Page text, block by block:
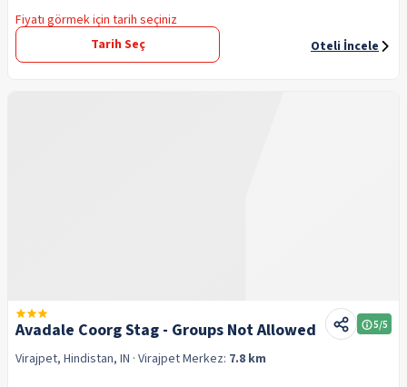
Fiyatı görmek için tarih seçiniz
Tarih Seç
Oteli İncele
Avadale Coorg Stag - Groups Not Allowed 5/5
Virajpet, Hindistan, IN · VirajpetMerkez: 7.8 km